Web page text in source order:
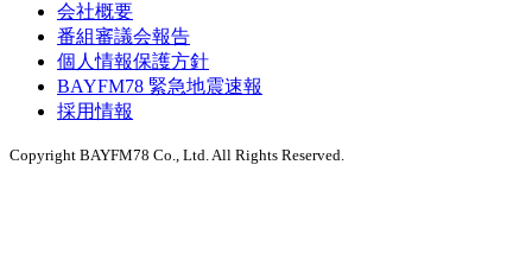
会社概要
番組審議会報告
個人情報保護方針
BAYFM78 緊急地震速報
採用情報
Copyright BAYFM78 Co., Ltd. All Rights Reserved.